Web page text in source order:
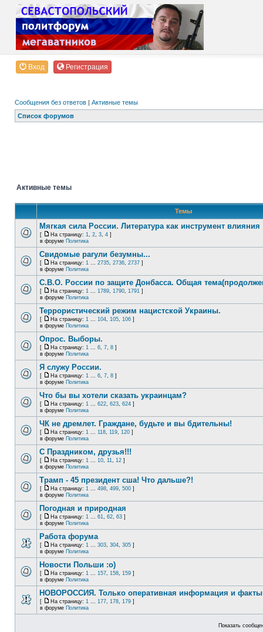
Вход Регистрация
Сообщения без ответов | Активные темы
Список форумов
Активные темы
Темы
Мягкая сила России. Литература как инструмент влияния
[ На страницу: 1, 2, 3, 4 ]
в форуме Политика
Свидомые рагули безумны...
[ На страницу: 1 ... 2735, 2736, 2737 ]
в форуме Политика
С.В.О. России по защите Донбасса. Общая
[ На страницу: 1 ... 1789, 1790, 1791 ]
в форуме Политика
Террористический режим нацистской Украины.
[ На страницу: 1 ... 104, 105, 106 ]
в форуме Политика
Опрос. Выборы.
[ На страницу: 1 ... 6, 7, 8 ]
в форуме Политика
Я служу России.
[ На страницу: 1 ... 6, 7, 8 ]
в форуме Политика
Что бы вы хотели сказать украинцам?
[ На страницу: 1 ... 622, 623, 624 ]
в форуме Политика
ЧК не дремлет. Граждане, будьте и вы бдительны!
[ На страницу: 1 ... 118, 119, 120 ]
в форуме Политика
С Праздником, друзья!!!
[ На страницу: 1 ... 10, 11, 12 ]
в форуме Политика
Трамп - 45 президент сша! Что дальше?!
[ На страницу: 1 ... 498, 499, 500 ]
в форуме Политика
Погодная и природная
[ На страницу: 1 ... 61, 62, 63 ]
в форуме Политика
Работа форума
[ На страницу: 1 ... 303, 304, 305 ]
в форуме Политика
Новости Польши :o)
[ На страницу: 1 ... 157, 158, 159 ]
в форуме Политика
НОВОРОССИЯ. Только оперативная информация и факты
[ На страницу: 1 ... 177, 178, 179 ]
в форуме Политика
Показать